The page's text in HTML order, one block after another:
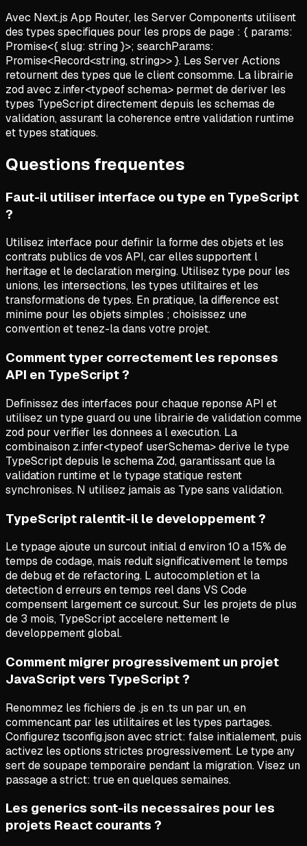
Avec Next.js App Router, les Server Components utilisent
des types specifiques pour les props de page : { params:
Promise<{ slug: string }>; searchParams:
Promise<Record<string, string>> }. Les Server Actions
retournent des types que le client consomme. La librairie
zod avec z.infer<typeof schema> permet de deriver les
types TypeScript directement depuis les schemas de
validation, assurant la coherence entre validation runtime
et types statiques.
Questions frequentes
Faut-il utiliser interface ou type en TypeScript
?
Utilisez interface pour definir la forme des objets et les
contrats publics de vos API, car elles supportent l
heritage et le declaration merging. Utilisez type pour les
unions, les intersections, les types utilitaires et les
transformations de types. En pratique, la difference est
minime pour les objets simples ; choisissez une
convention et tenez-la dans votre projet.
Comment typer correctement les reponses
API en TypeScript ?
Definissez des interfaces pour chaque reponse API et
utilisez un type guard ou une librairie de validation comme
zod pour verifier les donnees a l execution. La
combinaison z.infer<typeof userSchema> derive le type
TypeScript depuis le schema Zod, garantissant que la
validation runtime et le typage statique restent
synchronises. N utilisez jamais as Type sans validation.
TypeScript ralentit-il le developpement ?
Le typage ajoute un surcout initial d environ 10 a 15% de
temps de codage, mais reduit significativement le temps
de debug et de refactoring. L autocompletion et la
detection d erreurs en temps reel dans VS Code
compensent largement ce surcout. Sur les projets de plus
de 3 mois, TypeScript accelere nettement le
developpement global.
Comment migrer progressivement un projet
JavaScript vers TypeScript ?
Renommez les fichiers de .js en .ts un par un, en
commencant par les utilitaires et les types partages.
Configurez tsconfig.json avec strict: false initialement, puis
activez les options strictes progressivement. Le type any
sert de soupape temporaire pendant la migration. Visez un
passage a strict: true en quelques semaines.
Les generics sont-ils necessaires pour les
projets React courants ?